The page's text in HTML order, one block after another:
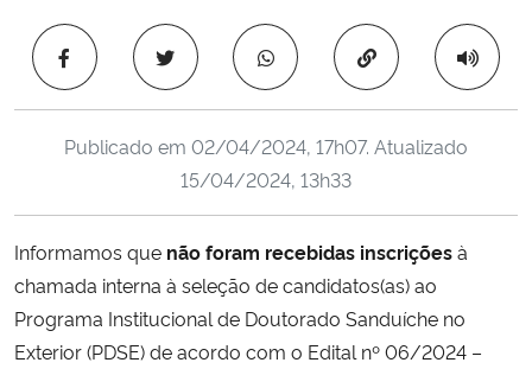
Ministério da Cidadania
Ministério da Saúde
Ministério de Minas e Energia
Ministério da Ciência, Tecnologia, Inovações e Comunicações
Ministério do Meio Ambiente
Ministério do Turismo
Copiar para área
Publicado em 02/04/2024, 17h07. Atualizado
15/04/2024, 13h33
Informamos que não foram recebidas inscriçõesà
chamada interna à seleção de candidatos(as) ao
Programa Institucional de Doutorado Sanduíche no
Exterior (PDSE) de acordo com o Edital nº 06/2024 –